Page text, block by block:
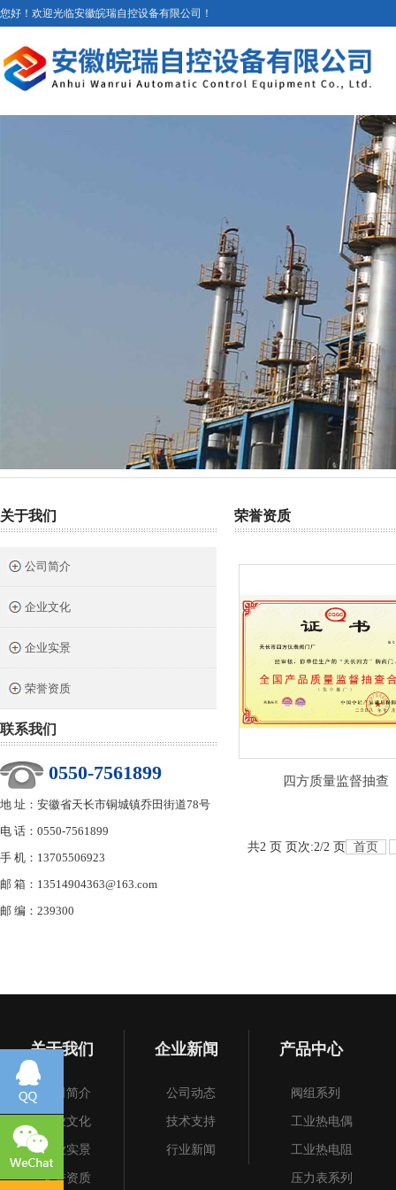
您好！欢迎光临安徽皖瑞自控设备有限公司！
针型阀 二阀组 三阀组 气源球阀
关于我们
公司简介
企业文化
企业实景
荣誉资质
联系我们
0550-7561899
地 址：安徽省天长市铜城镇乔田街道78号
电 话：0550-7561899
手 机：13705506923
邮 箱：13514904363@163.com
邮 编：239300
荣誉资质
四方质量监督抽查
共2 页 页次:2/2 页 首页
关于我们
公司简介
企业文化
企业实景
荣誉资质
企业新闻
公司动态
技术支持
行业新闻
产品中心
阀组系列
工业热电偶
工业热电阻
压力表系列